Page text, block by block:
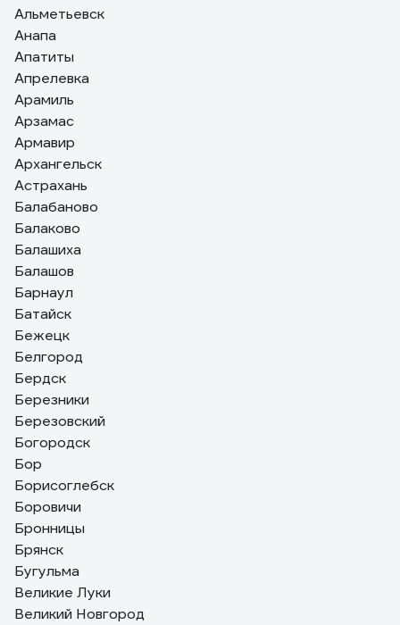
Альметьевск
Анапа
Апатиты
Апрелевка
Арамиль
Арзамас
Армавир
Архангельск
Астрахань
Балабаново
Балаково
Балашиха
Балашов
Барнаул
Батайск
Бежецк
Белгород
Бердск
Березники
Березовский
Богородск
Бор
Борисоглебск
Боровичи
Бронницы
Брянск
Бугульма
Великие Луки
Великий Новгород